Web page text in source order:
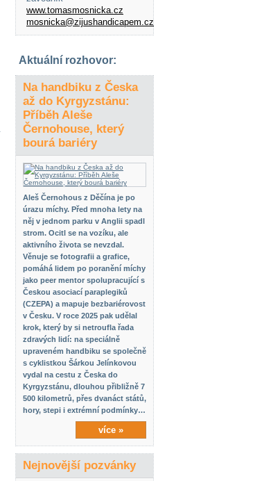
www.tomasmosnicka.cz
mosnicka@zijushandicapem.cz
Aktuální rozhovor:
Na handbiku z Česka
až do Kyrgyzstánu:
Příběh Aleše
Černohouse, který
bourá bariéry
Aleš Černohous z Děčína je po
úrazu míchy. Před mnoha lety na
něj v jednom parku v Anglii spadl
strom. Ocitl se na vozíku, ale
aktivního života se nevzdal.
Věnuje se fotografii a grafice,
pomáhá lidem po poranění míchy
jako peer mentor spolupracující s
Českou asociací paraplegiků
(CZEPA) a mapuje bezbariérovost
v Česku. V roce 2025 pak udělal
krok, který by si netroufla řada
zdravých lidí: na speciálně
upraveném handbiku se společně
s cyklistkou Šárkou Jelínkovou
vydal na cestu z Česka do
Kyrgyzstánu, dlouhou přibližně 7
500 kilometrů, přes dvanáct států,
hory, stepi i extrémní podmínky…
více »
Nejnovější pozvánky